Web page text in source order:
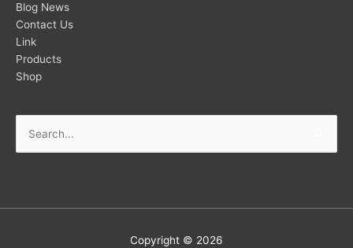
Blog News
Contact Us
Link
Products
Shop
Copyright © 2026